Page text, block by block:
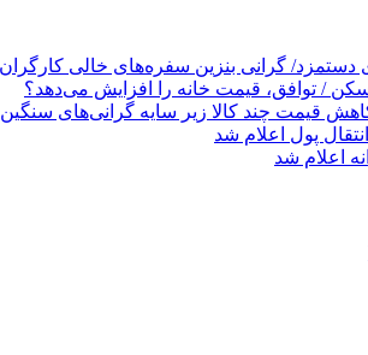
/ توافق، قیمت خانه را افزایش می‌دهد؟
کاهش قیمت چند کالا زیر سایه گرانی‌های سنگین
پول اعلام شد
اعلام شد